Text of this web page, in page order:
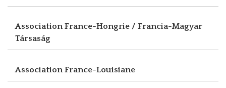
Association France-Hongrie / Francia-Magyar
Társaság
Association France-Louisiane